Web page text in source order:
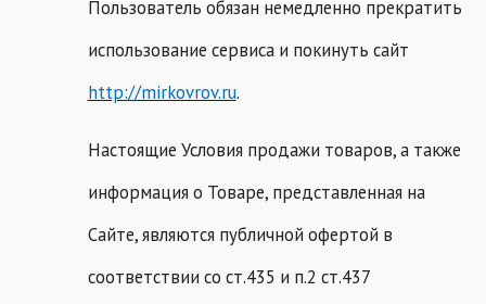
Пользователь обязан немедленно прекратить
использование сервиса и покинуть сайт
http://mirkovrov.ru.
Настоящие Условия продажи товаров, а также
информация о Товаре, представленная на
Сайте, являются публичной офертой в
соответствии со ст.435 и п.2 ст.437